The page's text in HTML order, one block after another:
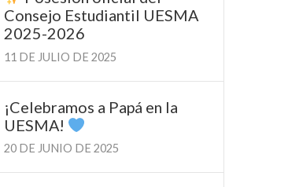
Consejo Estudiantil UESMA
2025-2026
11 DE JULIO DE 2025
¡Celebramos a Papá en la
UESMA!
20 DE JUNIO DE 2025